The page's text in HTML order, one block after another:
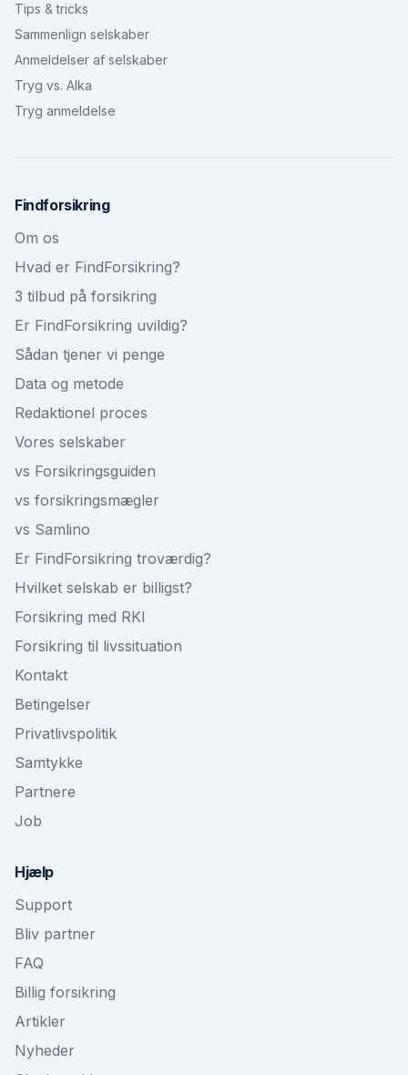
Tips & tricks
Sammenlign selskaber
Anmeldelser af selskaber
Tryg vs. Alka
Tryg anmeldelse
Findforsikring
Om os
Hvad er FindForsikring?
3 tilbud på forsikring
Er FindForsikring uvildig?
Sådan tjener vi penge
Data og metode
Redaktionel proces
Vores selskaber
vs Forsikringsguiden
vs forsikringsmægler
vs Samlino
Er FindForsikring troværdig?
Hvilket selskab er billigst?
Forsikring med RKI
Forsikring til livssituation
Kontakt
Betingelser
Privatlivspolitik
Samtykke
Partnere
Job
Hjælp
Support
Bliv partner
FAQ
Billig forsikring
Artikler
Nyheder